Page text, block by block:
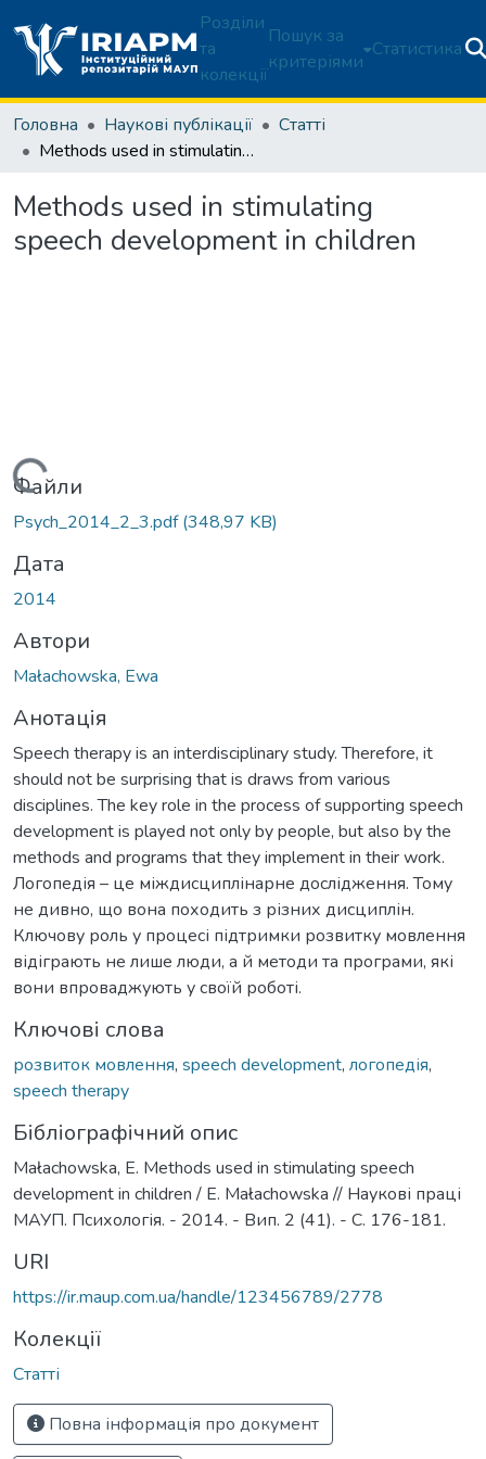
Розділи
та
колекції
Пошук за
критеріями
Статистика
Головна Наукові публікації
Статті
Methods used in stimulating speech development in children
Methods used in stimulating
speech development in children
Вантажиться...
Файли
Psych_2014_2_3.pdf(348,97 KB)
Дата
2014
Автори
Małachowska, Ewa
Анотація
Speech therapy is an interdisciplinary study. Therefore, it
should not be surprising that is draws from various
disciplines. The key role in the process of supporting speech
development is played not only by people, but also by the
methods and programs that they implement in their work.
Логопедія – це міждисциплінарне дослідження. Тому
не дивно, що вона походить з різних дисциплін.
Ключову роль у процесі підтримки розвитку мовлення
відіграють не лише люди, а й методи та програми, які
вони впроваджують у своїй роботі.
Ключові слова
розвиток мовлення, speech development, логопедія,
speech therapy
Бібліографічний опис
Małachowska, E. Methods used in stimulating speech
development in children / E. Małachowska // Наукові праці
МАУП. Психологія. - 2014. - Вип. 2 (41). - С. 176-181.
URI
https://ir.maup.com.ua/handle/123456789/2778
Колекції
Статті
Повна інформація про документ